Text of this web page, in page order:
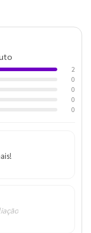
2
0
0
0
0